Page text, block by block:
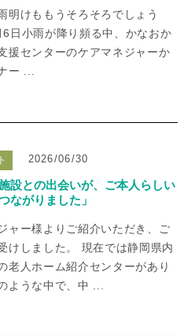
明けももうそろそろでしょう
日小雨が降り頻る中、かなおか
援センターのケアマネジャーか
ー ...
2026/06/30
施設との出会いが、ご本人らしい
ながりました」
ャー様よりご紹介いただき、ご
けしました。 現在では静岡県内
老人ホーム紹介センターがあり
ような中で、中 ...